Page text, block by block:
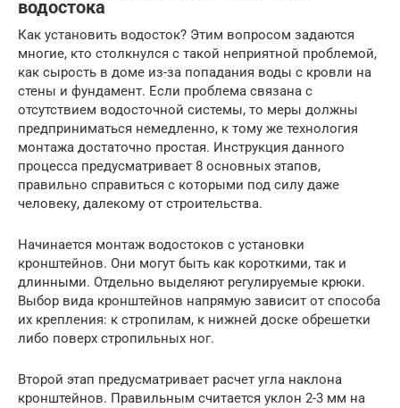
водостока
Как установить водосток? Этим вопросом задаются
многие, кто столкнулся с такой неприятной проблемой,
как сырость в доме из-за попадания воды с кровли на
стены и фундамент. Если проблема связана с
отсутствием водосточной системы, то меры должны
предприниматься немедленно, к тому же технология
монтажа достаточно простая. Инструкция данного
процесса предусматривает 8 основных этапов,
правильно справиться с которыми под силу даже
человеку, далекому от строительства.
Начинается монтаж водостоков с установки
кронштейнов. Они могут быть как короткими, так и
длинными. Отдельно выделяют регулируемые крюки.
Выбор вида кронштейнов напрямую зависит от способа
их крепления: к стропилам, к нижней доске обрешетки
либо поверх стропильных ног.
Второй этап предусматривает расчет угла наклона
кронштейнов. Правильным считается уклон 2-3 мм на